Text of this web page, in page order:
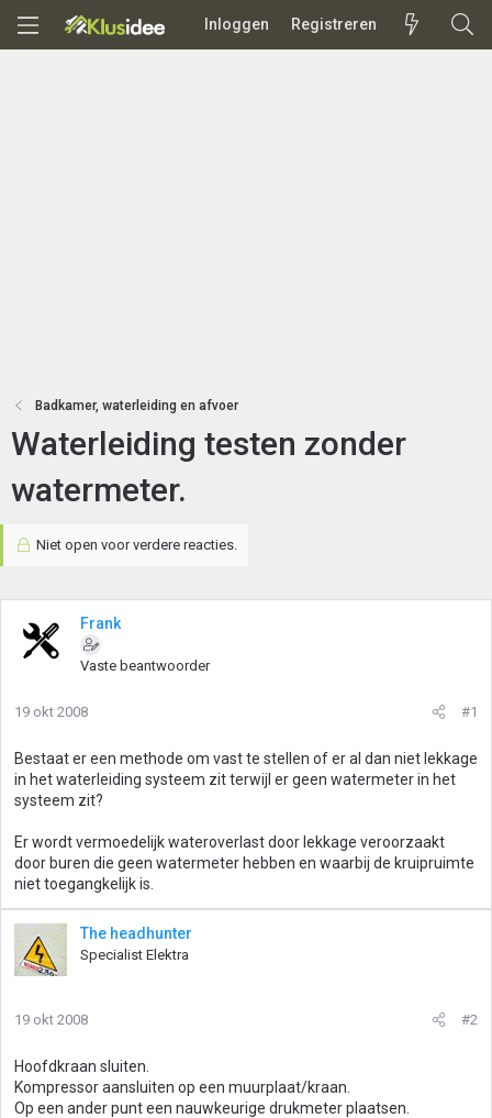
Inloggen Registreren
Badkamer, waterleiding en afvoer
Waterleiding testen zonder
watermeter.
Niet open voor verdere reacties.
Frank
Vaste beantwoorder
19 okt 2008 #1
Bestaat er een methode om vast te stellen of er al dan niet lekkage
in het waterleiding systeem zit terwijl er geen watermeter in het
systeem zit?
Er wordt vermoedelijk wateroverlast door lekkage veroorzaakt
door buren die geen watermeter hebben en waarbij de kruipruimte
niet toegangkelijk is.
The headhunter
Specialist Elektra
19 okt 2008 #2
Hoofdkraan sluiten.
Kompressor aansluiten op een muurplaat/kraan.
Op een ander punt een nauwkeurige drukmeter plaatsen.